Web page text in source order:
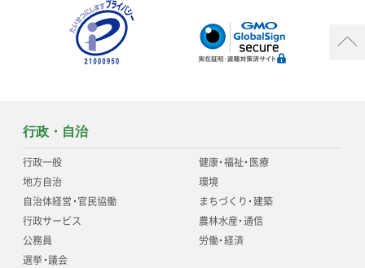
行政・自治
行政一般
地方自治
自治体経営・官民協働
行政サービス
公務員
選挙・議会
健康・福祉・医療
環境
まちづくり・建築
農林水産・通信
労働・経済